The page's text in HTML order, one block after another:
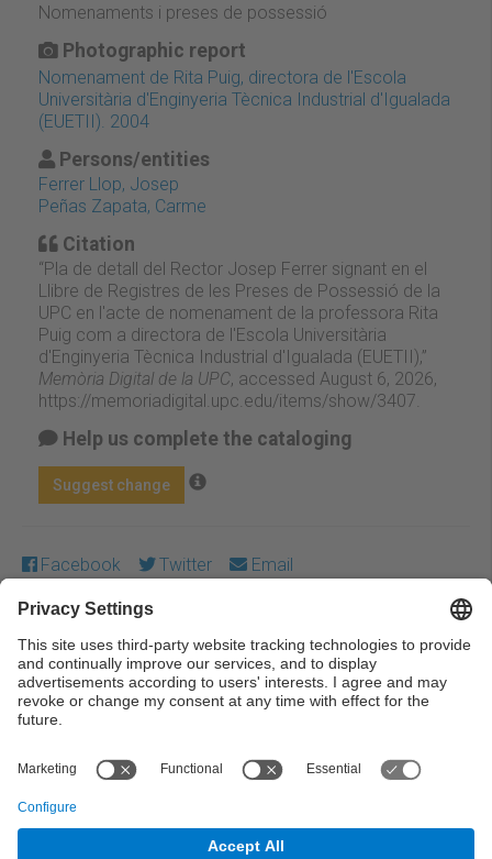
Nomenaments i preses de possessió
Photographic report
Nomenament de Rita Puig, directora de l'Escola
Universitària d'Enginyeria Tècnica Industrial d'Igualada
(EUETII). 2004
Persons/entities
Ferrer Llop, Josep
Peñas Zapata, Carme
Citation
“Pla de detall del Rector Josep Ferrer signant en el
Llibre de Registres de les Preses de Possessió de la
UPC en l'acte de nomenament de la professora Rita
Puig com a directora de l'Escola Universitària
d'Enginyeria Tècnica Industrial d'Igualada (EUETII),”
Memòria Digital de la UPC, accessed August 6, 2026,
https://memoriadigital.upc.edu/items/show/3407
Help us complete the cataloging
Suggest change
Facebook Twitter Email
Except where otherwise noted, content on this work is
licensed under a Creative Commons license:Attribution-
NonCommercial-NoDerivs 3.0 Spain